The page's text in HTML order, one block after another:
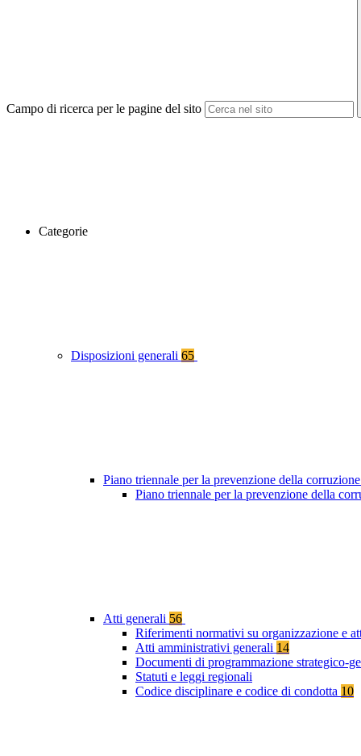
Campo di ricerca per le pagine del sito
Categorie
Disposizioni generali 65
Piano triennale per la prevenzione della
Piano triennale per la prevenzione della
Atti generali 56
Riferimenti normativi su organizzazione e
Atti amministrativi generali 14
Documenti di programmazione strategico-
Statuti e leggi regionali
Codice disciplinare e codice di condotta 10